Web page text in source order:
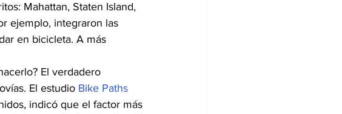
Mahattan, Staten Island,
ejemplo, integraron las
en bicicleta. A más
El verdadero
El estudio Bike Paths
indicó que el factor más